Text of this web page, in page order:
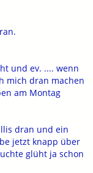
und ev. .... wenn
mich dran machen
am Montag
dran und ein
jetzt knapp über
glüht ja schon